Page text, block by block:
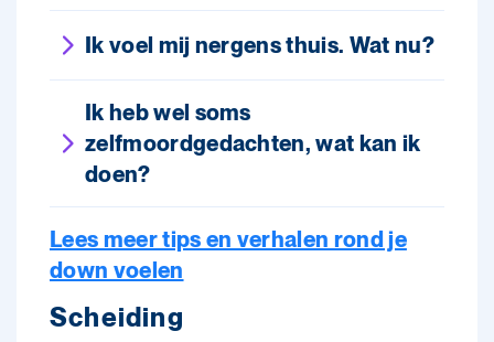
Ik voel mij nergens thuis. Wat nu?
Ik heb wel soms
zelfmoordgedachten, wat kan ik
doen?
Lees meer tips en verhalen rond je
down voelen
Scheiding